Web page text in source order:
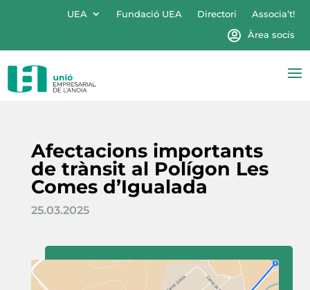
UEA Fundació UEA Directori
Associa’t!
Àrea socis
Afectacions importants
de trànsit al Polígon Les
Comes d’Igualada
25.03.2025